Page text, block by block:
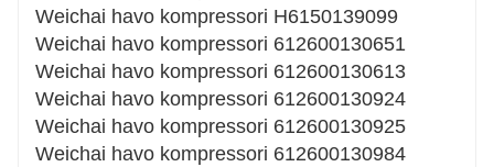
Weichai havo kompressori H6150139099
Weichai havo kompressori 612600130651
Weichai havo kompressori 612600130613
Weichai havo kompressori 612600130924
Weichai havo kompressori 612600130925
Weichai havo kompressori 612600130984